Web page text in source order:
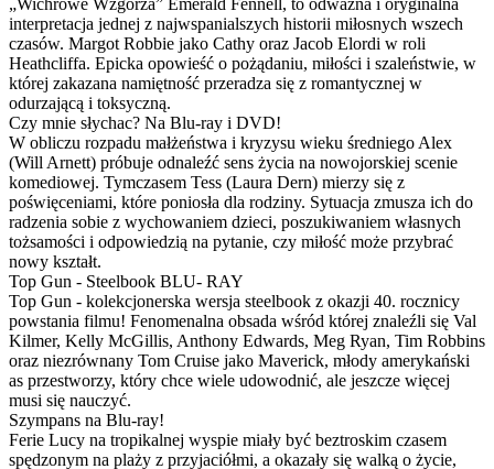
„Wichrowe Wzgórza” Emerald Fennell, to odważna i oryginalna
interpretacja jednej z najwspanialszych historii miłosnych wszech
czasów. Margot Robbie jako Cathy oraz Jacob Elordi w roli
Heathcliffa. Epicka opowieść o pożądaniu, miłości i szaleństwie, w
której zakazana namiętność przeradza się z romantycznej w
odurzającą i toksyczną.
Czy mnie słychac? Na Blu-ray i DVD!
W obliczu rozpadu małżeństwa i kryzysu wieku średniego Alex
(Will Arnett) próbuje odnaleźć sens życia na nowojorskiej scenie
komediowej. Tymczasem Tess (Laura Dern) mierzy się z
poświęceniami, które poniosła dla rodziny. Sytuacja zmusza ich do
radzenia sobie z wychowaniem dzieci, poszukiwaniem własnych
tożsamości i odpowiedzią na pytanie, czy miłość może przybrać
nowy kształt.
Top Gun - Steelbook BLU- RAY
Top Gun - kolekcjonerska wersja steelbook z okazji 40. rocznicy
powstania filmu! Fenomenalna obsada wśród której znaleźli się Val
Kilmer, Kelly McGillis, Anthony Edwards, Meg Ryan, Tim Robbins
oraz niezrównany Tom Cruise jako Maverick, młody amerykański
as przestworzy, który chce wiele udowodnić, ale jeszcze więcej
musi się nauczyć.
Szympans na Blu-ray!
Ferie Lucy na tropikalnej wyspie miały być beztroskim czasem
spędzonym na plaży z przyjaciółmi, a okazały się walką o życie,